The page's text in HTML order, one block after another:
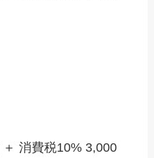
消費税10% 3,000